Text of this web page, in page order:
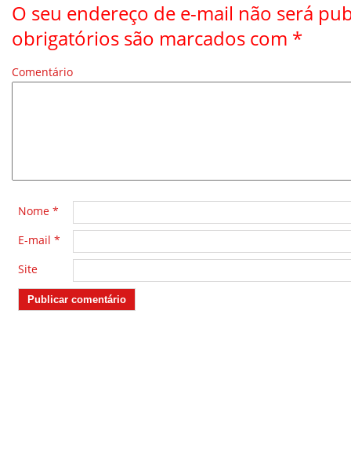
O seu endereço de e-mail não será
obrigatórios são marcados com *
Comentário
Nome *
E-mail *
Site